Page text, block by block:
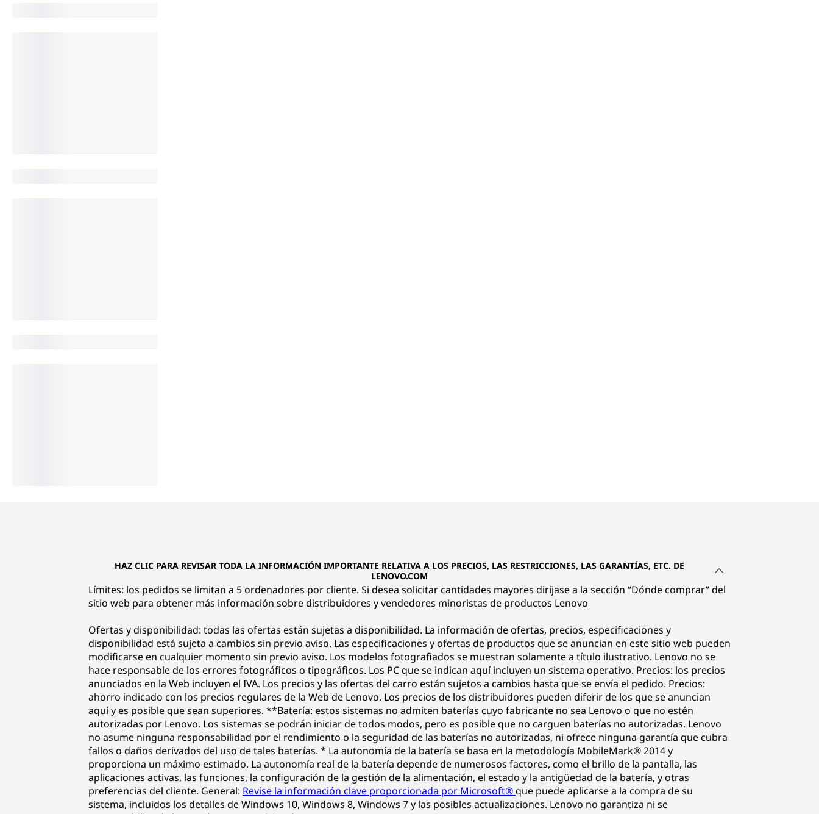
HAZ CLIC PARA REVISAR TODA LA INFORMACIÓN IMPORTANTE RELATIVA A LOS PRECIOS, LAS RESTRICCIONES, LAS GARANTÍAS, ETC. DE
LENOVO.COM
Límites: los pedidos se limitan a 5 ordenadores por cliente. Si desea solicitar cantidades mayores diríjase a la sección “Dónde comprar” del
sitio web para obtener más información sobre distribuidores y vendedores minoristas de productos Lenovo
Ofertas y disponibilidad: todas las ofertas están sujetas a disponibilidad. La información de ofertas, precios, especificaciones y
disponibilidad está sujeta a cambios sin previo aviso. Las especificaciones y ofertas de productos que se anuncian en este sitio web pueden
modificarse en cualquier momento sin previo aviso. Los modelos fotografiados se muestran solamente a título ilustrativo. Lenovo no se
hace responsable de los errores fotográficos o tipográficos. Los PC que se indican aquí incluyen un sistema operativo. Precios: los precios
anunciados en la Web incluyen el IVA. Los precios y las ofertas del carro están sujetos a cambios hasta que se envía el pedido. Precios:
ahorro indicado con los precios regulares de la Web de Lenovo. Los precios de los distribuidores pueden diferir de los que se anuncian
aquí y es posible que sean superiores. **Batería: estos sistemas no admiten baterías cuyo fabricante no sea Lenovo o que no estén
autorizadas por Lenovo. Los sistemas se podrán iniciar de todos modos, pero es posible que no carguen baterías no autorizadas. Lenovo
no asume ninguna responsabilidad por el rendimiento o la seguridad de las baterías no autorizadas, ni ofrece ninguna garantía que cubra
fallos o daños derivados del uso de tales baterías. * La autonomía de la batería se basa en la metodología MobileMark® 2014 y
proporciona un máximo estimado. La autonomía real de la batería depende de numerosos factores, como el brillo de la pantalla, las
aplicaciones activas, las funciones, la configuración de la gestión de la alimentación, el estado y la antigüedad de la batería, y otras
preferencias del cliente. General: Revise la información clave proporcionada por Microsoft®que puede aplicarse a la compra de su
sistema, incluidos los detalles de Windows 10, Windows 8, Windows 7 y las posibles actualizaciones. Lenovo no garantiza ni se